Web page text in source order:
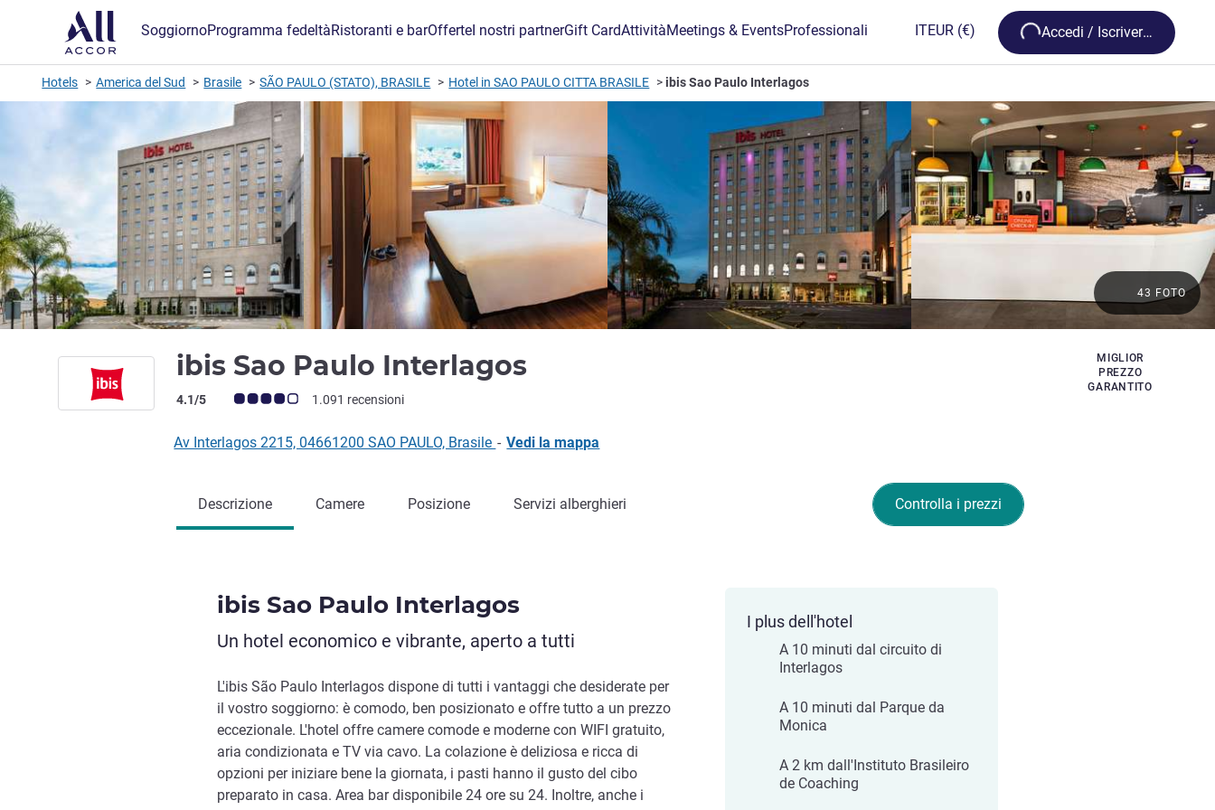
SoggiornoProgramma fedeltàRistoranti e barOfferteI nostri partnerGift CardAttivitàMeetings & EventsProfessionali ITEUR (€) Loading...
Accedi / Iscriversi
Hotels America del Sud Brasile SÃO PAULO (STATO), BRASILE Hotel in SAO PAULO CITTA BRASILE ibis Sao Paulo Interlagos
ibis Sao Paulo Interlagos
Giudizio clienti (Valutazione ALL)
4.1/5 1.091 recensioni
MIGLIOR
PREZZO
GARANTITO
43 FOTO
Av Interlagos 2215, 04661200 SAO PAULO, Brasile - Vedi la mappa
Controlla i prezzi
Descrizione Camere Posizione Servizi alberghieri
ibis Sao Paulo Interlagos
Un hotel economico e vibrante, aperto a tutti
L'ibis São Paulo Interlagos dispone di tutti i vantaggi che desiderate per
il vostro soggiorno: è comodo, ben posizionato e offre tutto a un prezzo
eccezionale. L'hotel offre camere comode e moderne con WIFI gratuito,
aria condizionata e TV via cavo. La colazione è deliziosa e ricca di
opzioni per iniziare bene la giornata, i pasti hanno il gusto del cibo
preparato in casa. Area bar disponibile 24 ore su 24. Inoltre, anche i
I plus dell'hotel
A 10 minuti dal circuito di
Interlagos
A 10 minuti dal Parque da
Monica
A 2 km dall'Instituto Brasileiro
de Coaching